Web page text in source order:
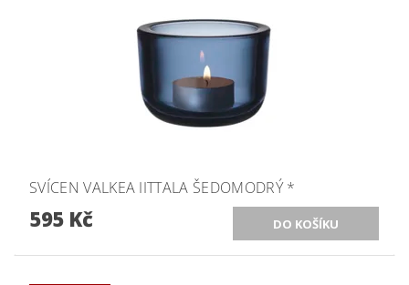
SVÍCEN VALKEA IITTALA ŠEDOMODRÝ *
595 Kč